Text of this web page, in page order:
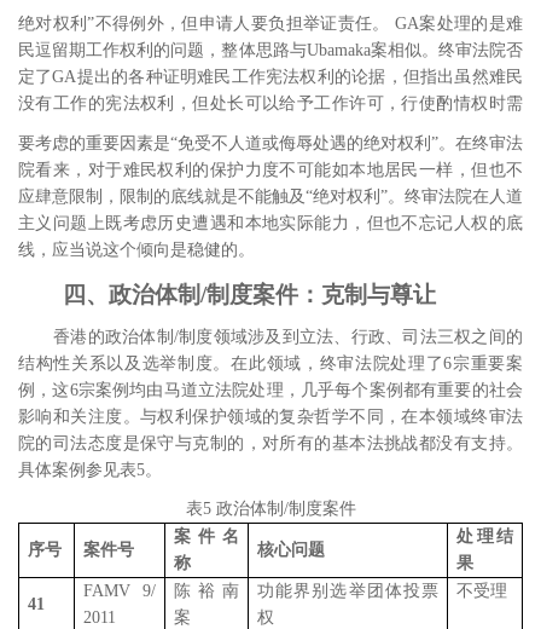
绝对权利”不得例外，但申请人要负担举证责任。 GA案处理的是难
民逗留期工作权利的问题，整体思路与Ubamaka案相似。终审法院否
定了GA提出的各种证明难民工作宪法权利的论据，但指出虽然难民
没有工作的宪法权利，但处长可以给予工作许可，行使酌情权时需
要考虑的重要因素是“免受不人道或侮辱处遇的绝对权利”。 在终审法
院看来，对于难民权利的保护力度不可能如本地居民一样，但也不
应肆意限制，限制的底线就是不能触及“绝对权利”。终审法院在人道
主义问题上既考虑历史遭遇和本地实际能力，但也不忘记人权的底
线，应当说这个倾向是稳健的。
四、政治体制/制度案件：克制与尊让
香港的政治体制 /制度领域涉及到立法、行政、司法三权之间的
结构性关系以及选举制度。在此领域，终审法院处理了6宗重要案
例，这6宗案例均由马道立法院处理，几乎每个案例都有重要的社会
影响和关注度。与权利保护领域的复杂哲学不同，在本领域终审法
院的司法态度是保守与克制的，对所有的基本法挑战都没有支持。
具体案例参见表5。
表5 政治体制 /制度案件
序号 案件号
案件名
称
核心问题
处理结
果
41
FAMV 9/
2011
陈裕南
案
功能界别选举团体投票
权
不受理